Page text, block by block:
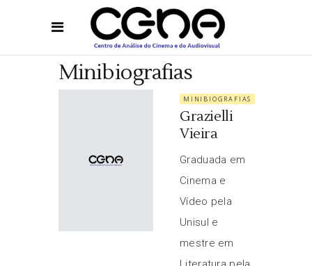
Minibiografias
MINIBIOGRAFIAS
Grazielli
Vieira
Graduada em
Cinema e
Vídeo pela
Unisul e
mestre em